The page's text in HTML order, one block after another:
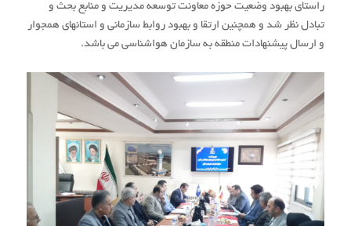
راستای بهبود وضعیت حوزه معاونت توسعه مدیریت و منابع بحث و
تبادل نظر شد و همچنین ارتقا و بهبود روابط سازمانی و استانهای همجوار
و ارسال پیشنهادات منطقه به سازمان هواشناسی می باشد.